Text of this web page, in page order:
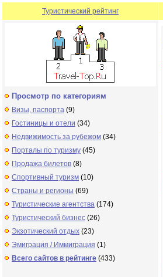
Туристический рейтинг
Просмотр по категориям
Визы, паспорта (9)
Гостиницы и отели (34)
Недвижимость за рубежом (34)
Порталы по туризму (45)
Продажа билетов (8)
Спортивный туризм (10)
Страны и регионы (69)
Туристические агентства (174)
Туристический бизнес (26)
Экзотический отдых (23)
Эмиграция / Иммиграция (1)
Всего сайтов в рейтинге (433)